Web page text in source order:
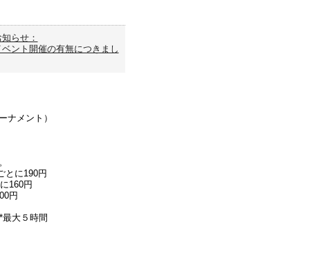
らせ：
ント開催の有無につきまし
メント）
とに190円
160円
円
大５時間